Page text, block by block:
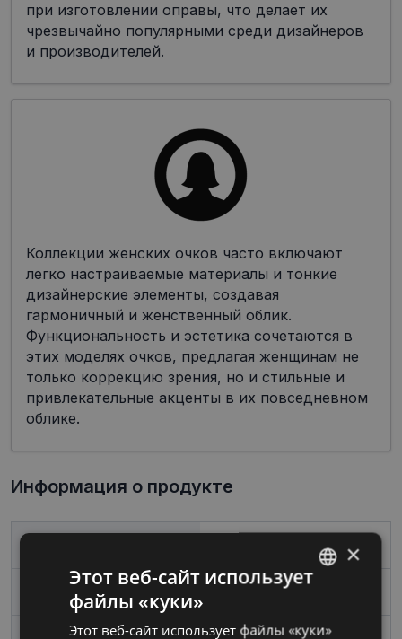
при изготовлении оправы, что делает их
чрезвычайно популярными среди дизайнеров
и производителей.
Коллекции женских очков часто включают
легко настраиваемые материалы и тонкие
дизайнерские элементы, создавая
гармоничный и женственный облик.
Функциональность и эстетика сочетаются в
этих моделях очков, предлагая женщинам не
только коррекцию зрения, но и стильные и
привлекательные акценты в их повседневном
облике.
Информация о продукте
RUSSIAN
×
Этот веб-сайт использует
файлы «куки»
Этот веб-сайт использует файлы «куки»